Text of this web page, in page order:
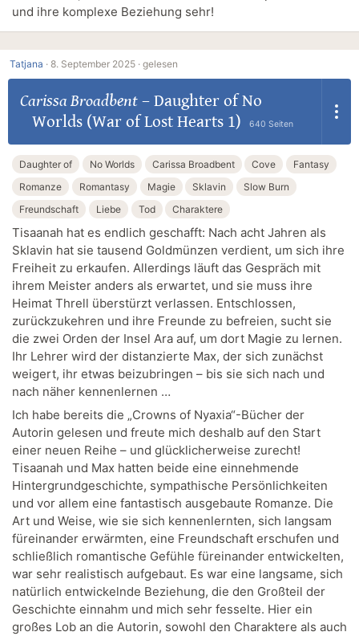
und ihre komplexe Beziehung sehr!
Tatjana · 8. September 2025 · gelesen
Carissa Broadbent– Daughter of No
Worlds (War of Lost Hearts 1)
640 Seiten
Daughter of No Worlds Carissa Broadbent Cove
Fantasy
Romanze
Romantasy Magie Sklavin
Slow Burn
Freundschaft
Liebe Tod Charaktere
Tisaanah hat es endlich geschafft: Nach acht Jahren als
Sklavin hat sie tausend Goldmünzen verdient, um sich ihre
Freiheit zu erkaufen. Allerdings läuft das Gespräch mit
ihrem Meister anders als erwartet, und sie muss ihre
Heimat Threll überstürzt verlassen. Entschlossen,
zurückzukehren und ihre Freunde zu befreien, sucht sie
die zwei Orden der Insel Ara auf, um dort Magie zu lernen.
Ihr Lehrer wird der distanzierte Max, der sich zunächst
weigert, ihr etwas beizubringen – bis sie sich nach und
nach näher kennenlernen …
Ich habe bereits die „Crowns of Nyaxia“-Bücher der
Autorin gelesen und freute mich deshalb auf den Start
einer neuen Reihe – und glücklicherweise zurecht!
Tisaanah und Max hatten beide eine einnehmende
Hintergrundgeschichte, sympathische Persönlichkeiten
und vor allem eine fantastisch ausgebaute Romanze. Die
Art und Weise, wie sie sich kennenlernten, sich langsam
füreinander erwärmten, eine Freundschaft erschufen und
schließlich romantische Gefühle füreinander entwickelten,
war sehr realistisch aufgebaut. Es war eine langsame, sich
natürlich entwickelnde Beziehung, die den Großteil der
Geschichte einnahm und mich sehr fesselte. Hier ein
großes Lob an die Autorin, sowohl den Charaktere als auch